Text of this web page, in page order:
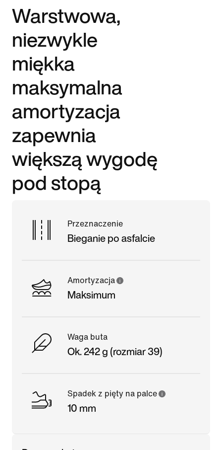
Warstwowa,
niezwykle
miękka
maksymalna
amortyzacja
zapewnia
większą wygodę
pod stopą
Przeznaczenie
Bieganie po asfalcie
Amortyzacja
Maksimum
Waga buta
Ok. 242 g (rozmiar 39)
Spadek z pięty na palce
10 mm